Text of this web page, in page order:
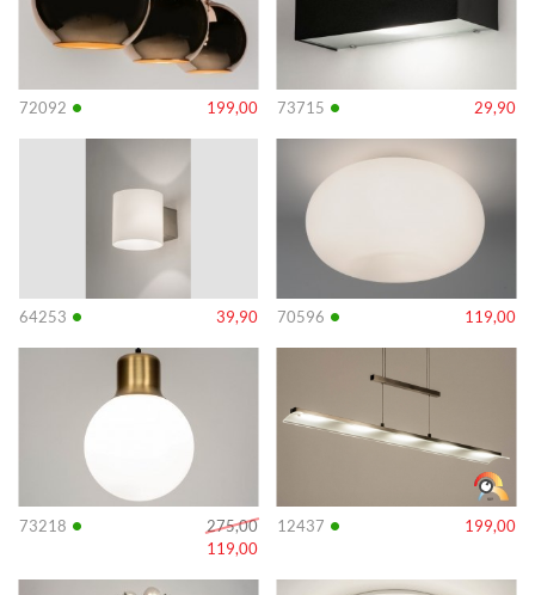
72092 • 199,00 73715 • 29,90
64253 • 39,90
Info
70596 • 119,00
Info
73218 •
275,00
119,00
Info
12437 • 199,00
Info
Info Info